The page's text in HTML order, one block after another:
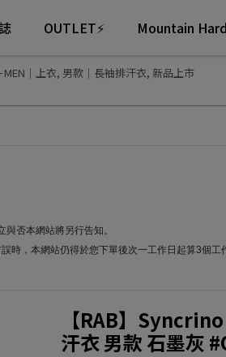
OUTLET⚡ Mountain
MEN｜上衣, 男款｜長袖排汗衣, 新品上市
否本網站將另行告知。
，本網站仍得於您下單後次一工作日起算3個工
【RAB】
汗衣 男款 石墨灰